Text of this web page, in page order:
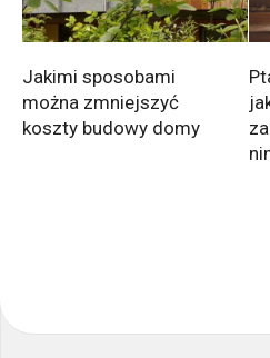
Jakimi sposobami
można zmniejszyć
koszty budowy domy